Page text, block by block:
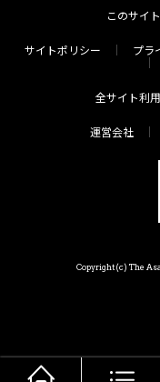
このサイ
サイトポリシー プラ
全サイト利
運営会社
Copyright(c) The